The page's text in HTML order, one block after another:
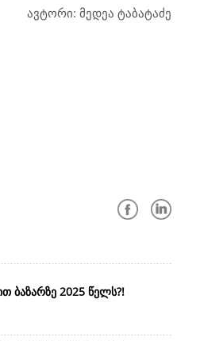
ავტორი: მედეა ტაბატაძე
ბაზარზე 2025 წელს?!